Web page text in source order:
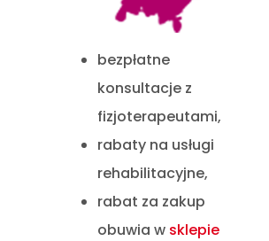
bezpłatne
konsultacje z
fizjoterapeutami,
rabaty na usługi
rehabilitacyjne,
rabat za zakup
obuwia w sklepie